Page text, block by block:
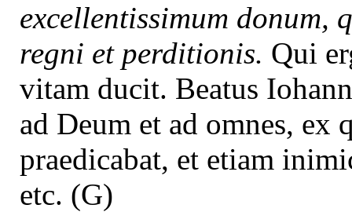
excellentissimum
regni et perditionis. Qui
vitam ducit. Beatus
ad Deum et ad omnes, ex
praedicabat, et etiam
etc. (G)